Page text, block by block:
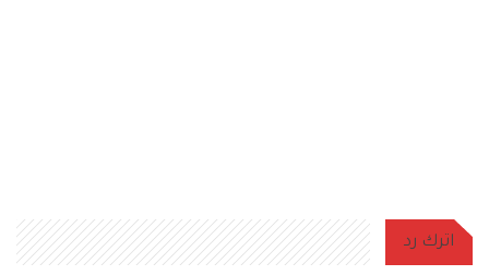
اترك رد